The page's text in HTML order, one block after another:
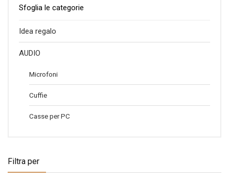
Sfoglia le categorie
Idea regalo
AUDIO
Microfoni
Cuffie
Casse per PC
Filtra per